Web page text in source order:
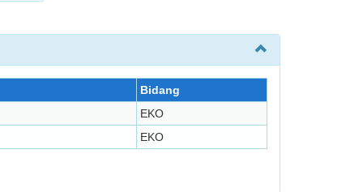
Bidang
EKO
EKO